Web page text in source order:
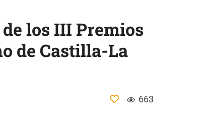
los III Premios
de Castilla-La
663